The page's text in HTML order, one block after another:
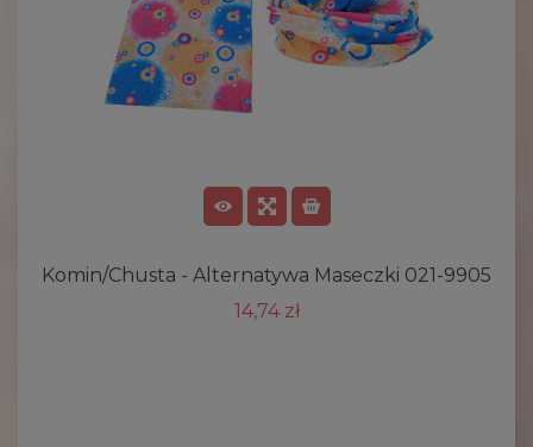
Komin/chusta - Alternatywa Maseczki 021-9905
14,74 zł